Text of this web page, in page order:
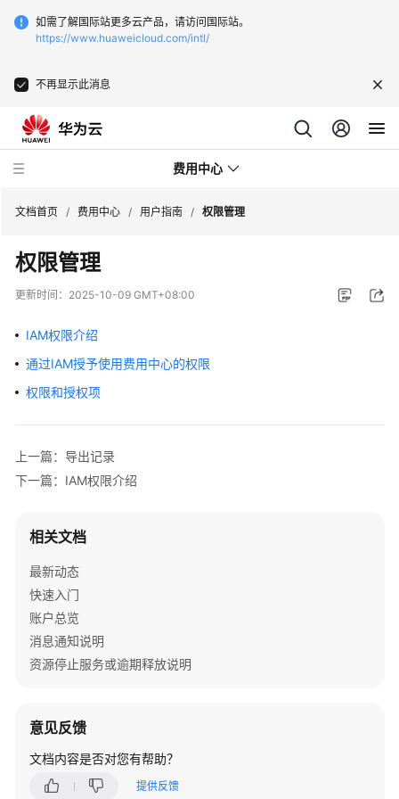
如需了解国际站更多云产品，请访问国际站。
https://www.huaweicloud.com/intl/
不再显示此消息
费用中心
最
新
态
快
速
用
户
南
总
览
明
订
理
资
源
文档首页 / 费用中心 / 用户指南 / 权限管理
权限管理
更新时间： 2025-10-09 GMT+08:00
IAM权限介绍
通过IAM授予使用费用中心的权限
权限和授权项
上一篇：导出记录
下一篇：IAM权限介绍
相关文档
最新动态
快速入门
账户总览
消息通知说明
资源停止服务或逾期释放说明
意见反馈
文档内容是否对您有帮助？
提供反馈